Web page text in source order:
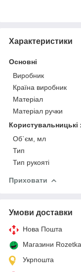
Характеристики
Основні
Виробник
Країна виробник
Матеріал
Матеріал ручки
Користувальницькі
Об`єм, мл
Тип
Тип рукояті
Приховати
Умови доставки
Нова Пошта
Магазини Rozetka
Укрпошта